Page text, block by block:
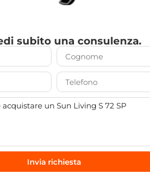
subito una consulenza.
Invia richiesta